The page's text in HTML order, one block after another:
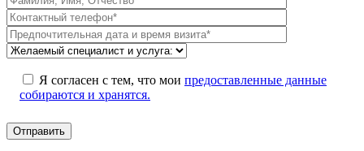
Я согласен с тем, что мои предоставленные данные
собираются и хранятся.